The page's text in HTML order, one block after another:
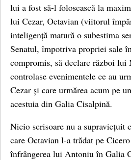
lui a fost să-l folosească la
lui Cezar, Octavian (viitorul
inteligență matură o subestima
Senatul, împotriva propriei sale
compromis, să declare război
controlase evenimentele ce au
Cezar și care urmărea acum pe
acestuia din Galia Cisalpină.
Nicio scrisoare nu a supraviețuit
care Octavian l-a trădat pe
înfrângerea lui Antoniu în Galia